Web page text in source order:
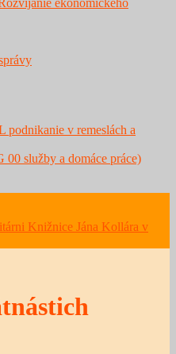
ekonomického
v remeslách a
služby a domáce práce)
Knižnice Jána Kollára v